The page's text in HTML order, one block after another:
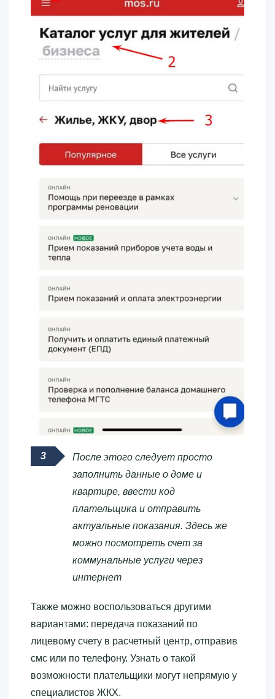
После этого следует просто
заполнить данные о доме и
квартире, ввести код
плательщика и отправить
актуальные показания. Здесь же
можно посмотреть счет за
коммунальные услуги через
интернет
Также можно воспользоваться другими
вариантами: передача показаний по
лицевому счету в расчетный центр, отправив
смс или по телефону. Узнать о такой
возможности плательщики могут непрямую у
специалистов ЖКХ.